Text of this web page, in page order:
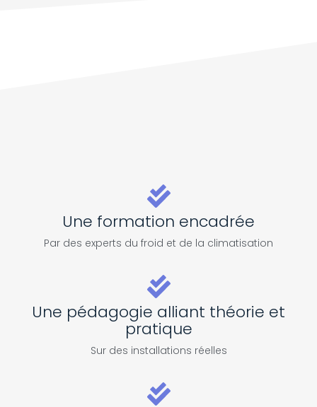
Une formation encadrée
Par des experts du froid et de la climatisation
Une pédagogie alliant théorie et
pratique
Sur des installations réelles